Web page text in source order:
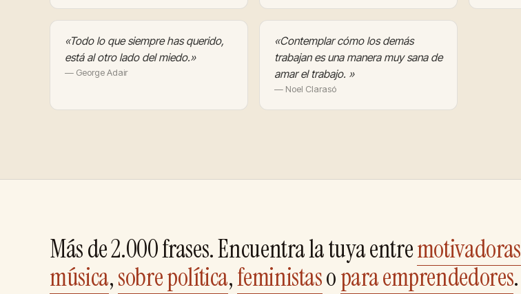
«Todo lo que siempre has querido,
está al otro lado del miedo.»
— George Adair
«Contemplar cómo los demás
trabajan es una manera muy sana de
amar el trabajo. »
— Noel Clarasó
Más de 2.000 frases. Encuentra la tuya entremotivadoras
música,sobre política,feministasopara emprendedores.